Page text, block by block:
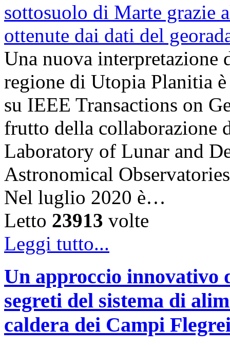
Una nuova interpretazione
regione di Utopia Planitia
su IEEE Transactions on
frutto della collaborazione
Laboratory of Lunar and
Astronomical
Nel luglio 2020 è…
Letto 23913 volte
Leggi tutto...
Un approccio innovativo
segreti del sistema di
caldera dei Campi